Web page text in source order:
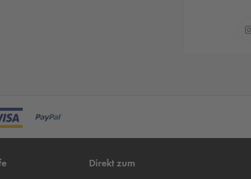
Direkt zum